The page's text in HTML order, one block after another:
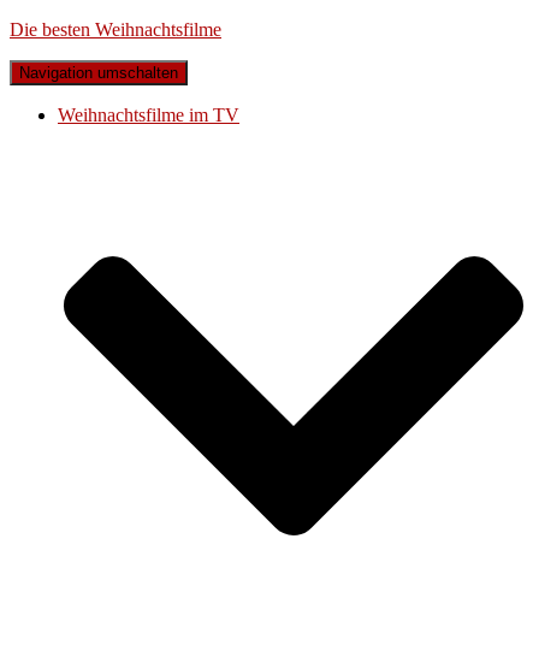
Die besten Weihnachtsfilme
Navigation umschalten
Weihnachtsfilme im TV